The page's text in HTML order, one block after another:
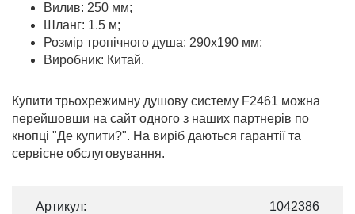
Вилив: 250 мм;
Шланг: 1.5 м;
Розмір тропічного душа: 290х190 мм;
Виробник: Китай.
Купити трьохрежимну душову систему F2461 можна
перейшовши на сайт одного з наших партнерів по
кнопці "Де купити?". На виріб даються гарантії та
сервісне обслуговування.
Артикул: 1042386